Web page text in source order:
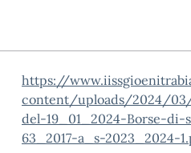
https://
content/uploads/2024/03/
del-19_01_2024-Borse-di-
63_2017-a_s-2023_2024-